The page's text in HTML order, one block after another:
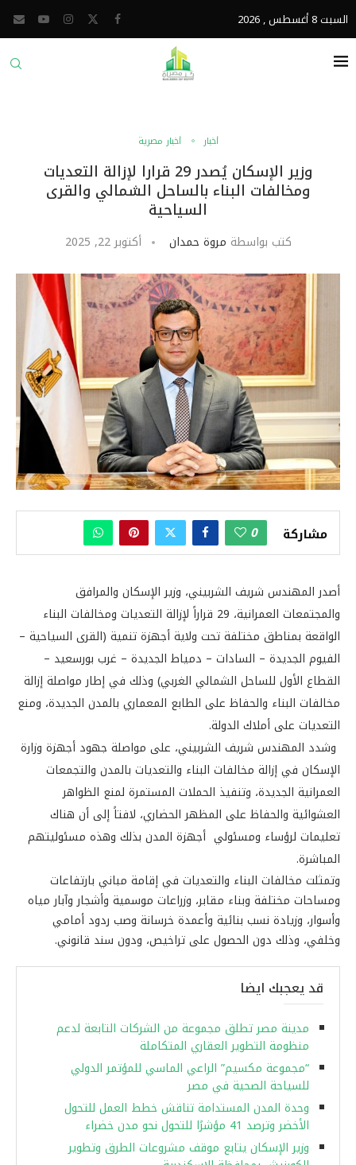
السبت 8 أغسطس , 2026
أخبار أخبار مصرية
وزير الإسكان يُصدر 29 قرارا لإزالة التعديات
ومخالفات البناء بالساحل الشمالي والقرى
السياحية
كتب بواسطة مروة حمدان أكتوبر 22, 2025
مشاركة 0
أصدر المهندس شريف الشربيني، وزير الإسكان والمرافق
والمجتمعات العمرانية، 29 قراراً لإزالة التعديات ومخالفات البناء
الواقعة بمناطق مختلفة تحت ولاية أجهزة تنمية (القرى السياحية –
الفيوم الجديدة – السادات – دمياط الجديدة – غرب بورسعيد –
القطاع الأول للساحل الشمالي الغربي) وذلك في إطار مواصلة إزالة
مخالفات البناء والحفاظ على الطابع المعماري بالمدن الجديدة، ومنع
التعديات على أملاك الدولة.
وشدد المهندس شريف الشربيني، على مواصلة جهود أجهزة وزارة
الإسكان في إزالة مخالفات البناء والتعديات بالمدن والتجمعات
العمرانية الجديدة، وتنفيذ الحملات المستمرة لمنع الظواهر
العشوائية والحفاظ على المظهر الحضاري، لافتاً إلى أن هناك
تعليمات لرؤساء ومسئولي أجهزة المدن بذلك وهذه مسئوليتهم
المباشرة.
وتمثلت مخالفات البناء والتعديات في إقامة مباني بارتفاعات
ومساحات مختلفة وبناء مقابر، وزراعات موسمية وأشجار وآبار مياه
وأسوار، وزيادة نسب بنائية وأعمدة خرسانة وصب ردود أمامي
وخلفي، وذلك دون الحصول على تراخيص، ودون سند قانوني.
قد يعجبك ايضا
مدينة مصر تطلق مجموعة من الشركات التابعة لدعم
منظومة التطوير العقاري المتكاملة
“مجموعة مكسيم” الراعي الماسي للمؤتمر الدولي
للسياحة الصحية في مصر
وحدة المدن المستدامة تناقش خطط العمل للتحول
الأخضر وترصد 41 مؤشرًا للتحول نحو مدن خضراء
وزير الإسكان يتابع موقف مشروعات الطرق وتطوير